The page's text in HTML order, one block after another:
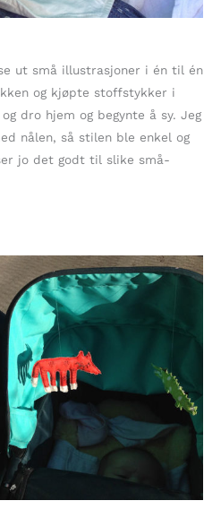
ut små illustrasjoner i én til én
og kjøpte stoffstykker i
dro hjem og begynte å sy. Jeg
nålen, så stilen ble enkel og
jo det godt til slike små-